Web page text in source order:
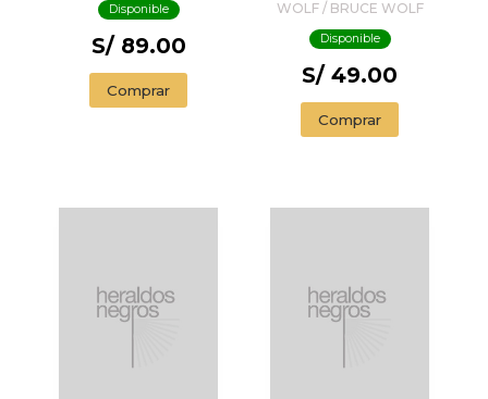
Disponible
S/ 89.00
Comprar
WOLF / BRUCE WOLF
Disponible
S/ 49.00
Comprar